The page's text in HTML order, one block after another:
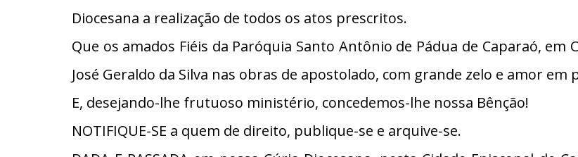
Diocesana a realização de todos os atos prescritos.
Que os amados Fiéis da Paróquia Santo Antônio de Pádua de Caparaó, em
José Geraldo da Silva nas obras de apostolado, com grande zelo e amor
E, desejando-lhe frutuoso ministério, concedemos-lhe nossa Bênção!
NOTIFIQUE-SE a quem de direito, publique-se e arquive-se.